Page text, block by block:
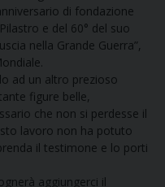
di fondazione
e del 60° del suo
nella Grande Guerra”,
ad un altro prezioso
figure belle,
che non si perdesse il
lavoro non ha potuto
il testimone e lo porti
aggiungerci il